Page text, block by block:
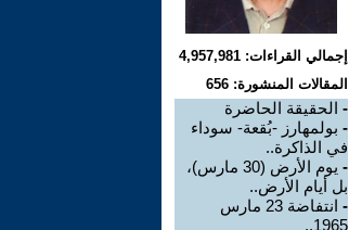
إجمالي القراءات: 4,957,981
المقالات المنشورة: 656
- الحقيقة الحاضرة
- بولمهارز -بُقعة- سوداء
في الذاكرة..
-
يوم الأرض (30 مارس)،
بل أيام الأرض..
-
انتفاضة 23 مارس
1965..